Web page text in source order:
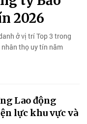
2026
ở vị trí Top 3 trong
nhân thọ uy tín năm
Lao động
lực khu vực và